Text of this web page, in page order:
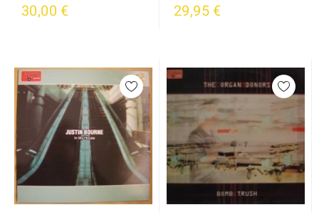
30,00 € 29,95 €